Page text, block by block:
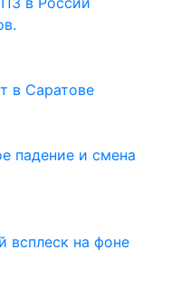
в Саратове
падение и смена
всплеск на фоне